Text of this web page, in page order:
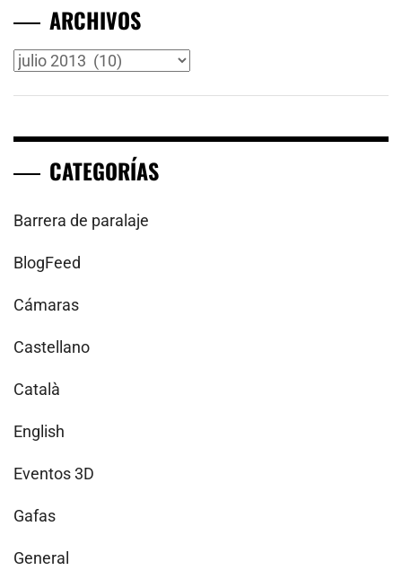
ARCHIVOS
Archivos
CATEGORÍAS
Barrera de paralaje
BlogFeed
Cámaras
Castellano
Català
English
Eventos 3D
Gafas
General